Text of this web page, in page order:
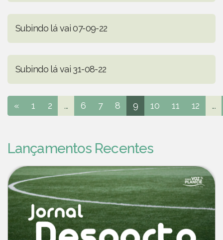
Subindo lá vai 07-09-22
Subindo lá vai 31-08-22
« 1 2 ... 6 7 8 9 10 11 12 ...
Lançamentos Recentes